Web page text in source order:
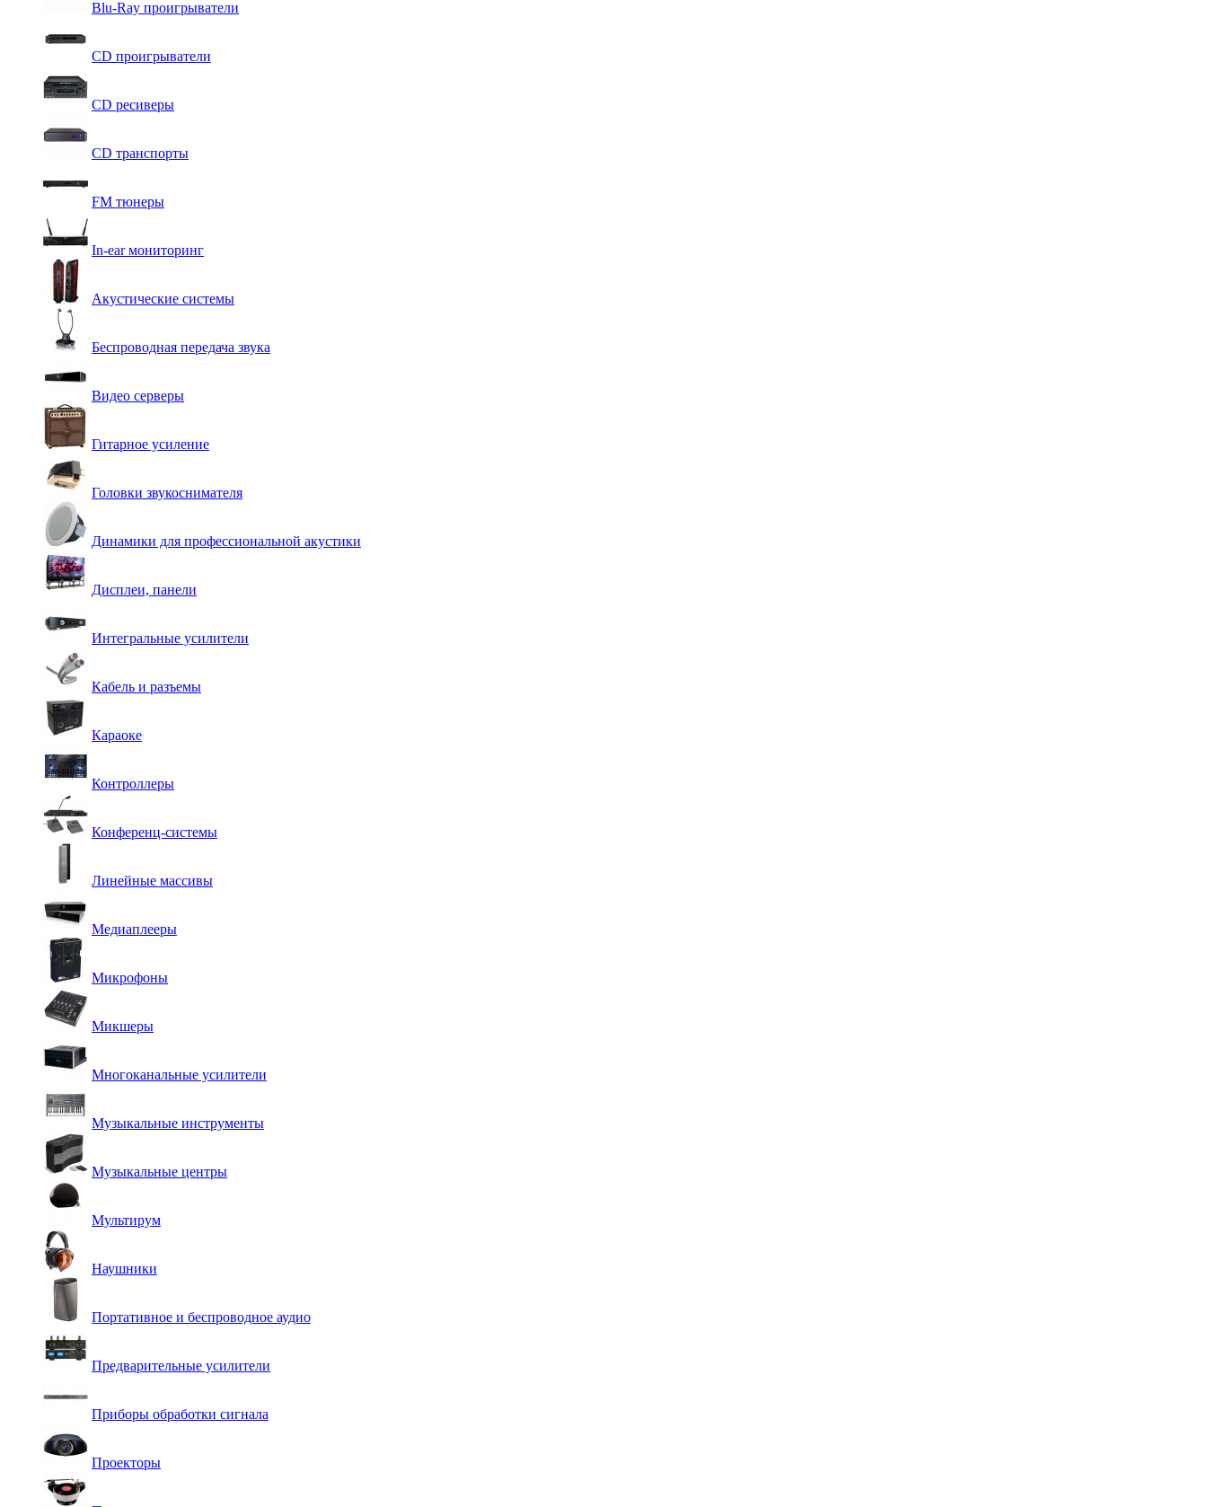
Blu-Ray проигрыватели
CD проигрыватели
CD ресиверы
CD транспорты
FM тюнеры
In-ear мониторинг
Акустические системы
Беспроводная передача звука
Видео серверы
Гитарное усиление
Головки звукоснимателя
Динамики для профессиональной акустики
Дисплеи, панели
Интегральные усилители
Кабель и разъемы
Караоке
Контроллеры
Конференц-системы
Линейные массивы
Медиаплееры
Микрофоны
Микшеры
Многоканальные усилители
Музыкальные инструменты
Музыкальные центры
Мультирум
Наушники
Портативное и беспроводное аудио
Предварительные усилители
Приборы обработки сигнала
Проекторы